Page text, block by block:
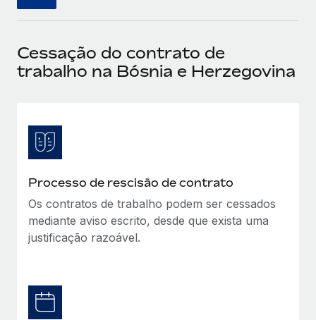
Mais informações
Cessação do contrato de
trabalho na Bósnia e Herzegovina
Processo de rescisão de contrato
Os contratos de trabalho podem ser cessados
mediante aviso escrito, desde que exista uma
justificação razoável.